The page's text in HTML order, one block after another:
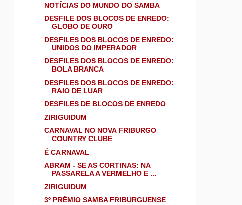
NOTÍCIAS DO MUNDO DO SAMBA
DESFILE DOS BLOCOS DE ENREDO:
GLOBO DE OURO
DESFILES DOS BLOCOS DE ENREDO:
UNIDOS DO IMPERADOR
DESFILES DOS BLOCOS DE ENREDO:
BOLA BRANCA
DESFILES DOS BLOCOS DE ENREDO:
RAIO DE LUAR
DESFILES DE BLOCOS DE ENREDO
ZIRIGUIDUM
CARNAVAL NO NOVA FRIBURGO
COUNTRY CLUBE
É CARNAVAL
ABRAM - SE AS CORTINAS: NA
PASSARELA A VERMELHO E ...
ZIRIGUIDUM
3º PRÊMIO SAMBA FRIBURGUENSE